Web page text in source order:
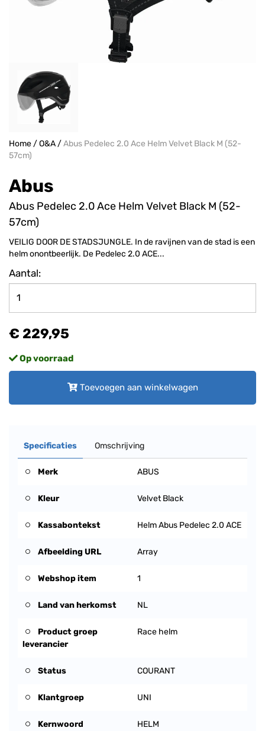
Home/O&A/Abus Pedelec 2.0 Ace Helm Velvet Black M (52-
57cm)
Abus
Abus Pedelec 2.0 Ace Helm Velvet Black M (52-
57cm)
VEILIG DOOR DE STADSJUNGLE. In de ravijnen van de stad is een
helm onontbeerlijk. De Pedelec 2.0 ACE...
Aantal:
€ 229,95
Op voorraad
Toevoegen aan winkelwagen
Specificaties Omschrijving
Merk ABUS
Kleur Velvet Black
Kassabontekst Helm Abus Pedelec 2.0 ACE
Afbeelding URL Array
Webshop item 1
Land van herkomst NL
Product groep
leverancier
Race helm
Status COURANT
Klantgroep UNI
Kernwoord HELM